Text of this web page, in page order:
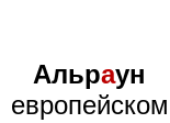
Альраун